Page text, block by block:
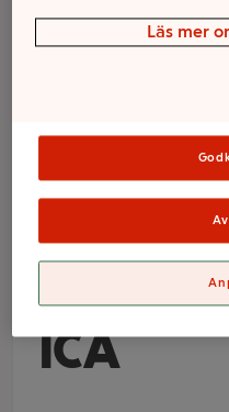
Stearin
ICA
Sortimentet kan
Läs mer